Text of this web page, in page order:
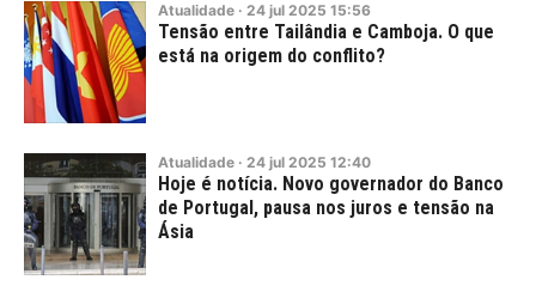
Atualidade · 24 jul 2025 15:56
Tensão entre Tailândia e Camboja. O que
está na origem do conflito?
Atualidade · 24 jul 2025 12:40
Hoje é notícia. Novo governador do Banco
de Portugal, pausa nos juros e tensão na
Ásia